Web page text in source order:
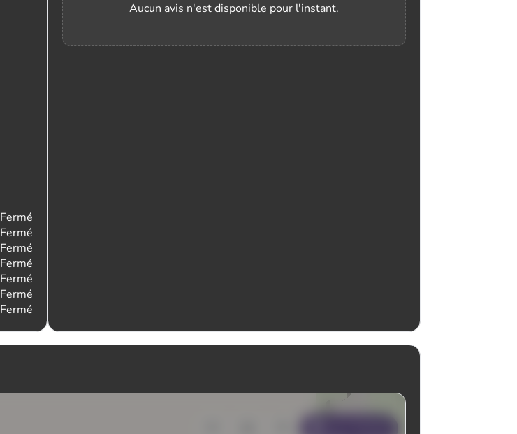
Fermé
Fermé
Fermé
Fermé
Fermé
Fermé
Fermé
Aucun avis n'est disponible pour l'instant.